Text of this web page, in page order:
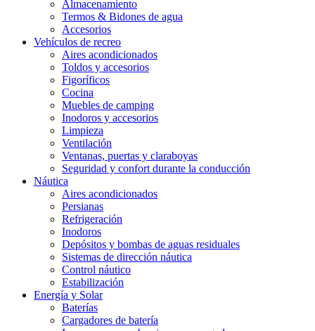
Almacenamiento
Termos & Bidones de agua
Accesorios
Vehículos de recreo
Aires acondicionados
Toldos y accesorios
Figoríficos
Cocina
Muebles de camping
Inodoros y accesorios
Limpieza
Ventilación
Ventanas, puertas y claraboyas
Seguridad y confort durante la conducción
Náutica
Aires acondicionados
Persianas
Refrigeración
Inodoros
Depósitos y bombas de aguas residuales
Sistemas de dirección náutica
Control náutico
Estabilización
Energía y Solar
Baterías
Cargadores de batería